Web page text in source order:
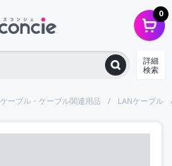
0
詳細
検索
ケーブル・ケーブル関連用品 LANケーブル